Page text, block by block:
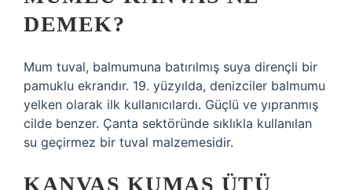
DEMEK?
Mum tuval, balmumuna batırılmış suya dirençli bir
pamuklu ekrandır. 19. yüzyılda, denizciler balmumu
yelken olarak ilk kullanıcılardı. Güçlü ve yıpranmış
cilde benzer. Çanta sektöründe sıklıkla kullanılan
su geçirmez bir tuval malzemesidir.
KANVAS KUMAŞ ÜTÜ